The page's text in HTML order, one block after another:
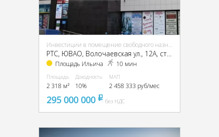
Инвестиции в помещение свободного назначения (ПСН)
Площадь Ильича 10 мин
Площадь
2 318 м²
Доходность
10%
МАП
2 458 333 руб/мес
295 000 000 pуббез НДС